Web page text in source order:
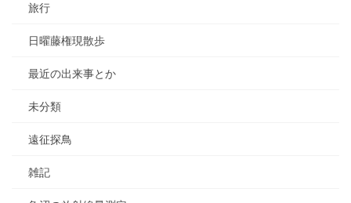
旅行
日曜藤権現散歩
最近の出来事とか
未分類
遠征探鳥
雑記